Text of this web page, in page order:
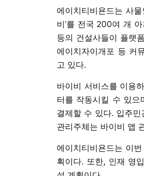
에이치티비욘드는 사
비’를 전국 200여 개
등의 건설사들이 플랫
에이치자이개포 등 커
고 있다.
바이비 서비스를 이용
터를 작동시킬 수 있으
결제할 수 있다. 입주
관리주체는 바이비 앱
에이치티비욘드는 이
획이다. 또한, 인재 영